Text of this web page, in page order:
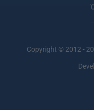
Copyright © 2012 -